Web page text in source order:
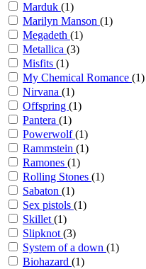
Marduk (1)
Marilyn Manson (1)
Megadeth (1)
Metallica (3)
Misfits (1)
My Chemical Romance (1)
Nirvana (1)
Offspring (1)
Pantera (1)
Powerwolf(1)
Rammstein (1)
Ramones (1)
Rolling Stones (1)
Sabaton (1)
Sex pistols (1)
Skillet(1)
Slipknot(3)
System of a down (1)
Biohazard (1)